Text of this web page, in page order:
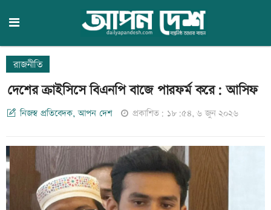
রাজনীতি
দেশের ক্রাইসিসে বিএনপি বাজে পারফর্ম করে: আসিফ
নিজস্ব প্রতিবেদক, আপন দেশ প্রকাশিত: ১৮:৫৪, ৬ জুন ২০২৬